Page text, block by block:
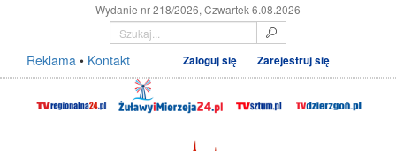
Wydanie nr 218/2026, Czwartek 6.08.2026
Reklama • Kontakt Zaloguj się Zarejestruj się